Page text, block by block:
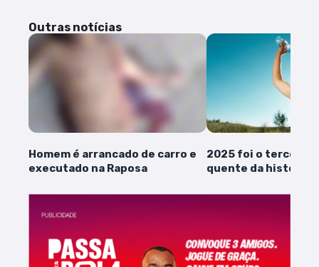
Outras notícias
Homem é arrancado de carro e
executado na Raposa
2025 foi o terceiro
quente da história,